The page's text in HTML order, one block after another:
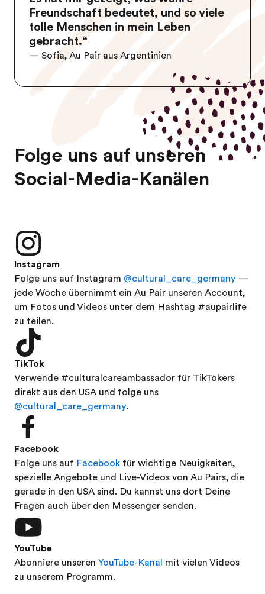
Freundschaft bedeutet, und so viele
tolle Menschen in mein Leben
gebracht.“
— Sofia, Au Pair aus Argentinien
Folge uns auf unseren
Social-Media-Kanälen
Instagram
Folge uns auf Instagram @cultural_care_germany —
jede Woche übernimmt ein Au Pair unseren Account,
um Fotos und Videos unter dem Hashtag #aupairlife
zu teilen.
TikTok
Verwende #culturalcareambassador für TikTokers
direkt aus den USA und folge uns
@cultural_care_germany.
Facebook
Folge uns auf Facebook für wichtige Neuigkeiten,
spezielle Angebote und Live-Videos von Au Pairs, die
gerade in den USA sind. Du kannst uns dort Deine
Fragen auch über den Messenger senden.
YouTube
Abonniere unseren YouTube-Kanal mit vielen Videos
zu unserem Programm.